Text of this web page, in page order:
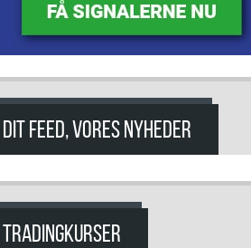
DIT FEED, VORES NYHEDER
TRADINGKURSER